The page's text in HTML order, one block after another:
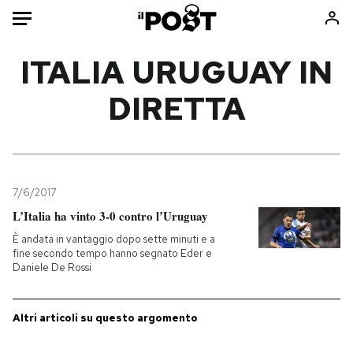
Mondo
Tecnologia
Internet
Scienza
Cultura
Sport
Libri
Ok Boomer!
Media
ITALIA URUGUAY IN
DIRETTA
7/6/2017
L’Italia ha vinto 3-0 contro l’Uruguay
È andata in vantaggio dopo sette minuti e a
fine secondo tempo hanno segnato Eder e
Daniele De Rossi
Altri articoli su questo argomento